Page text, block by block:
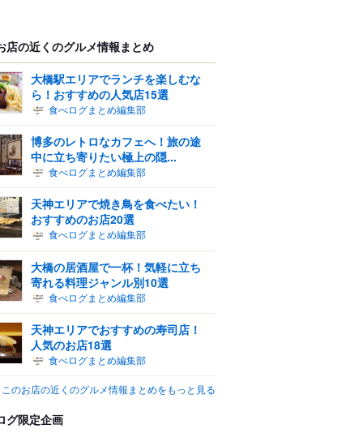
店の近くのグルメ情報まとめ
大橋駅エリアでランチを楽しむな
ら！おすすめの人気店15選
食べログまとめ編集部
博多のレトロなカフェへ！旅の途
中に立ち寄りたい極上の隠...
食べログまとめ編集部
天神エリアで焼き鳥を食べたい！
おすすめのお店20選
食べログまとめ編集部
大橋の居酒屋で一杯！気軽に立ち
寄れる料理ジャンル別10選
食べログまとめ編集部
天神エリアでおすすめの寿司店！
人気のお店18選
食べログまとめ編集部
このお店の近くのグルメ情報まとめをもっと見る
グ限定企画